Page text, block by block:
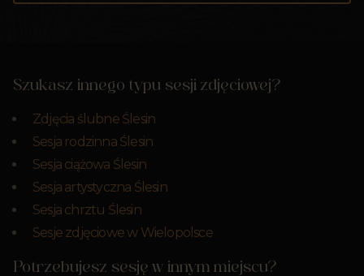
Szukasz innego typu sesji zdjęciowej?
Zdjęcia ślubne Ślesin
Sesja rodzinna Ślesin
Sesja ciążowa Ślesin
Sesja artystyczna Ślesin
Sesja chrztu Ślesin
Sesje zdjęciowe w Wielopolsce
Potrzebujesz sesję w innym miejscu?